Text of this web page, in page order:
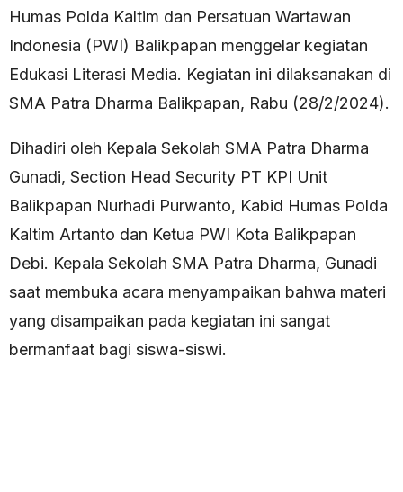
Humas Polda Kaltim dan Persatuan Wartawan
Indonesia (PWI) Balikpapan menggelar kegiatan
Edukasi Literasi Media. Kegiatan ini dilaksanakan di
SMA Patra Dharma Balikpapan, Rabu (28/2/2024).
Dihadiri oleh Kepala Sekolah SMA Patra Dharma
Gunadi, Section Head Security PT KPI Unit
Balikpapan Nurhadi Purwanto, Kabid Humas Polda
Kaltim Artanto dan Ketua PWI Kota Balikpapan
Debi. Kepala Sekolah SMA Patra Dharma, Gunadi
saat membuka acara menyampaikan bahwa materi
yang disampaikan pada kegiatan ini sangat
bermanfaat bagi siswa-siswi.